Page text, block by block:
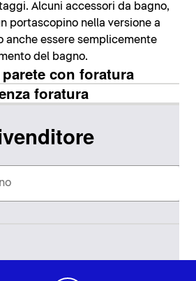
Alcuni accessori da bagno,
portascopino nella versione a
anche essere semplicemente
del bagno.
con foratura
foratura